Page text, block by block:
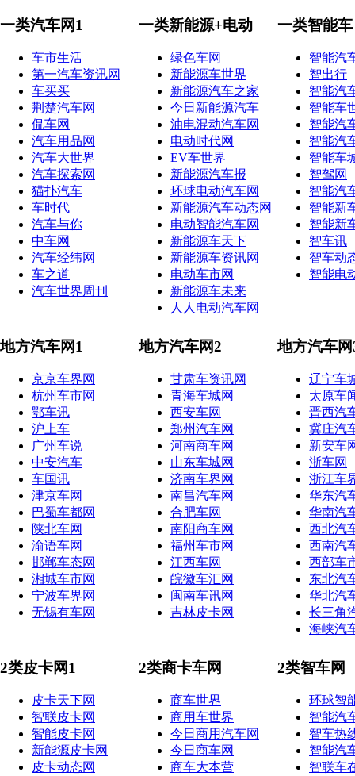
一类汽车网1
车市生活
第一汽车资讯网
车买买
荆楚汽车网
侃车网
汽车用品网
汽车大世界
汽车探索网
猫扑汽车
车时代
汽车与你
中车网
汽车经纬网
车之道
汽车世界周刊
一类新能源+电动
绿色车网
新能源车世界
新能源汽车之家
今日新能源汽车
油电混动汽车网
电动时代网
EV车世界
新能源汽车报
环球电动汽车网
新能源汽车动态网
电动智能汽车网
新能源车天下
新能源车资讯网
电动车市网
新能源车未来
人人电动汽车网
一类智能车
智能汽
智出行
智能汽
智能车
智能汽
智能汽
智能车
智驾网
智能汽
智能新
智能新
智车讯
智车动
智能电
地方汽车网1
京京车界网
杭州车市网
鄂车讯
沪上车
广州车说
中安汽车
车国讯
津京车网
巴蜀车都网
陕北车网
渝语车网
邯郸车态网
湘城车市网
宁波车界网
无锡有车网
地方汽车网2
甘肃车资讯网
青海车城网
西安车网
郑州汽车网
河南商车网
山东车城网
济南车界网
南昌汽车网
合肥车网
南阳商车网
福州车市网
江西车网
皖徽车汇网
闽南车讯网
吉林皮卡网
地方汽车网
辽宁车
太原车
晋西汽
冀庄汽
新安车
浙车网
浙江车
华东汽
华南汽
西北汽
西南汽
西部车
东北汽
华北汽
长三角
海峡汽
2类皮卡网1
皮卡天下网
智联皮卡网
智能皮卡网
新能源皮卡网
皮卡动态网
2类商卡车网
商车世界
商用车世界
今日商用汽车网
今日商车网
商车大本营
2类智车网
环球智
智能汽
智车热
智能汽
智联车